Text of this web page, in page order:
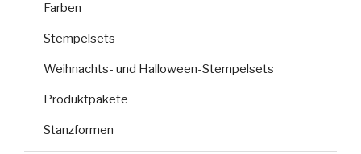
Farben
Stempelsets
Weihnachts- und Halloween-Stempelsets
Produktpakete
Stanzformen